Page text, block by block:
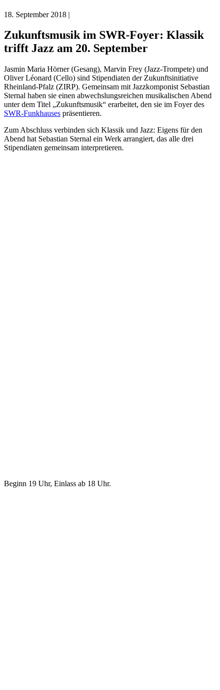
18. September 2018 |
Zukunftsmusik im SWR-Foyer: Klassik
trifft Jazz am 20. September
Jasmin Maria Hörner (Gesang), Marvin Frey (Jazz-Trompete) und
Oliver Léonard (Cello) sind Stipendiaten der Zukunftsinitiative
Rheinland-Pfalz (ZIRP). Gemeinsam mit Jazzkomponist Sebastian
Sternal haben sie einen abwechslungsreichen musikalischen Abend
unter dem Titel „Zukunftsmusik“ erarbeitet, den sie im Foyer des
SWR-Funkhauses präsentieren.
Zum Abschluss verbinden sich Klassik und Jazz: Eigens für den
Abend hat Sebastian Sternal ein Werk arrangiert, das alle drei
Stipendiaten gemeinsam interpretieren.
Beginn 19 Uhr, Einlass ab 18 Uhr.